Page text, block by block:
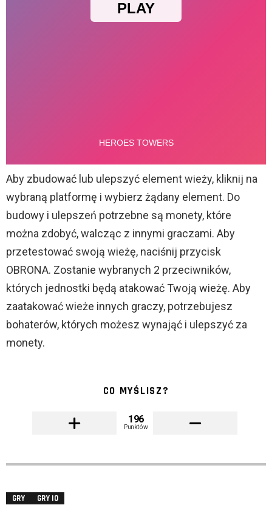
Aby zbudować lub ulepszyć element wieży, kliknij na
wybraną platformę i wybierz żądany element. Do
budowy i ulepszeń potrzebne są monety, które
można zdobyć, walcząc z innymi graczami. Aby
przetestować swoją wieżę, naciśnij przycisk
OBRONA. Zostanie wybranych 2 przeciwników,
których jednostki będą atakować Twoją wieżę. Aby
zaatakować wieże innych graczy, potrzebujesz
bohaterów, których możesz wynająć i ulepszyć za
monety.
CO MYŚLISZ?
196
Punktów
GRY GRY IO